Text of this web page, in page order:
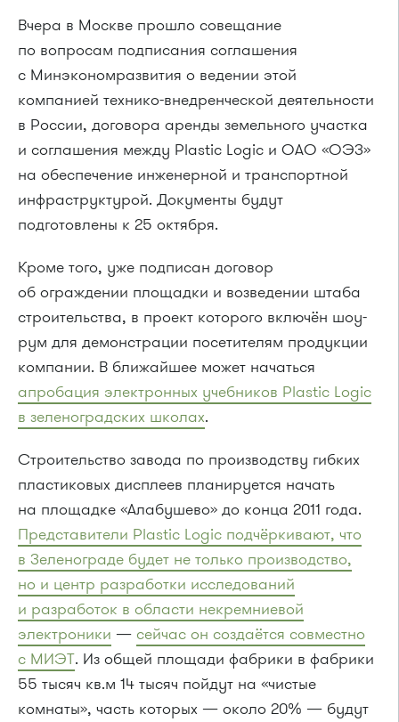
Вчера в Москве прошло совещание
по вопросам подписания соглашения
с Минэкономразвития о ведении этой
компанией технико-внедренческой деятельности
в России, договора аренды земельного участка
и соглашения между Plastic Logic и ОАО «ОЭЗ»
на обеспечение инженерной и транспортной
инфраструктурой. Документы будут
подготовлены к 25 октября.
Кроме того, уже подписан договор
об ограждении площадки и возведении штаба
строительства, в проект которого включён шоу-
рум для демонстрации посетителям продукции
компании. В ближайшее может начаться
апробация электронных учебников Plastic Logic
в зеленоградских школах.
Строительство завода по производству гибких
пластиковых дисплеев планируется начать
на площадке «Алабушево» до конца 2011 года.
Представители Plastic Logic подчёркивают, что
в Зеленограде будет не только производство,
но и центр разработки исследований
и разработок в области некремниевой
электроники — сейчас он создаётся совместно
с МИЭТ. Из общей площади фабрики в фабрики
55 тысяч кв.м 14 тысяч пойдут на «чистые
комнаты», часть которых — около 20% — будут